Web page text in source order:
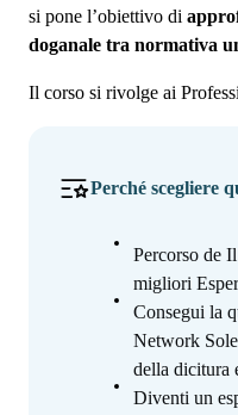
si pone l’obiettivo di
doganale tra normativa
Il corso si rivolge ai
Perché scegliere
Percorso de
migliori
Consegui la
Network
della dicitura
Diventi un